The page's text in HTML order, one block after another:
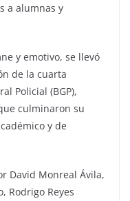
a alumnas y
y emotivo, se llevó
de la cuarta
Policial (BGP),
culminaron su
y de
David Monreal Ávila,
Rodrigo Reyes